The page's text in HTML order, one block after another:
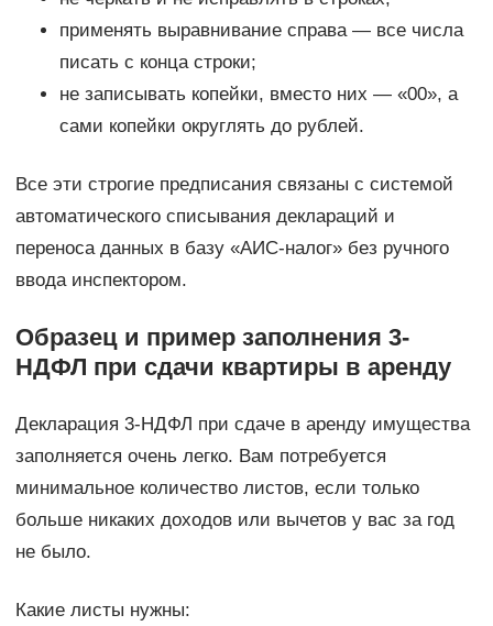
применять выравнивание справа — все числа
писать с конца строки;
не записывать копейки, вместо них — «00», а
сами копейки округлять до рублей.
Все эти строгие предписания связаны с системой
автоматического списывания деклараций и
переноса данных в базу «АИС-налог» без ручного
ввода инспектором.
Образец и пример заполнения 3-
НДФЛ при сдачи квартиры в аренду
Декларация 3-НДФЛ при сдаче в аренду имущества
заполняется очень легко. Вам потребуется
минимальное количество листов, если только
больше никаких доходов или вычетов у вас за год
не было.
Какие листы нужны: